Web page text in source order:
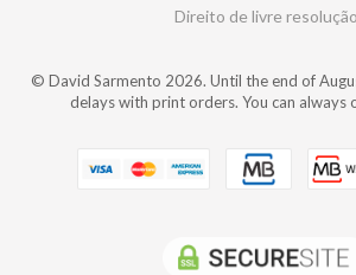
Direito de livre resolução
© David Sarmento 2026. Until the end of
delays with print orders. You can always